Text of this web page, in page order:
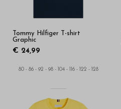
Tommy Hilfiger T-shirt
Graphic
€ 24,99
80 - 86 - 92 - 98 - 104 - 116 - 122 - 128